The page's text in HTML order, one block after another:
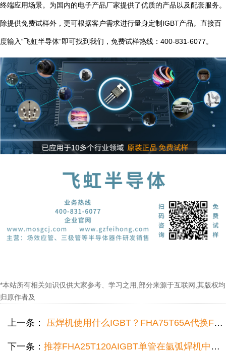
终端应用场景。为国内的电子产品厂家提供了优质的产品以及配套服务。
除提供免费试样外，更可根据客户需求进行量身定制IGBT产品。直接百
度输入“飞虹半导体”即可找到我们，免费试样热线：400-831-6077。
*本站所有相关知识仅供大家参考、学习之用,部分来源于互联网,其版权均
归原作者及
上一条： 压焊机使用什么IGBT？FHA75T65A代换FGH75N65SHDT完美使用！
下一条： 推荐FHA25T120AIGBT单管在氩弧焊机中代换NGTB25N120FL2WG型号参数使用！